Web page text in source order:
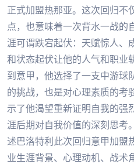
正式加盟热那亚。这次回归不
点，也意味着一次背水一战的
涯可谓跌宕起伏：天赋惊人、
和状态起伏让他的人气和职业
到意甲，他选择了一支中游
的挑战，也是对心理素质的考
示了他渴望重新证明自我的强
涯后期对自我价值的深刻思考
述巴洛特利此次回归意甲加盟
业生涯背景、心理动机、战术